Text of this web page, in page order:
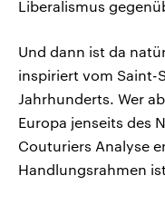
Liberalismus
Und dann ist da
inspiriert vom Saint-
Jahrhunderts. Wer
Europa jenseits des
Couturiers Analyse
Handlungsrahmen